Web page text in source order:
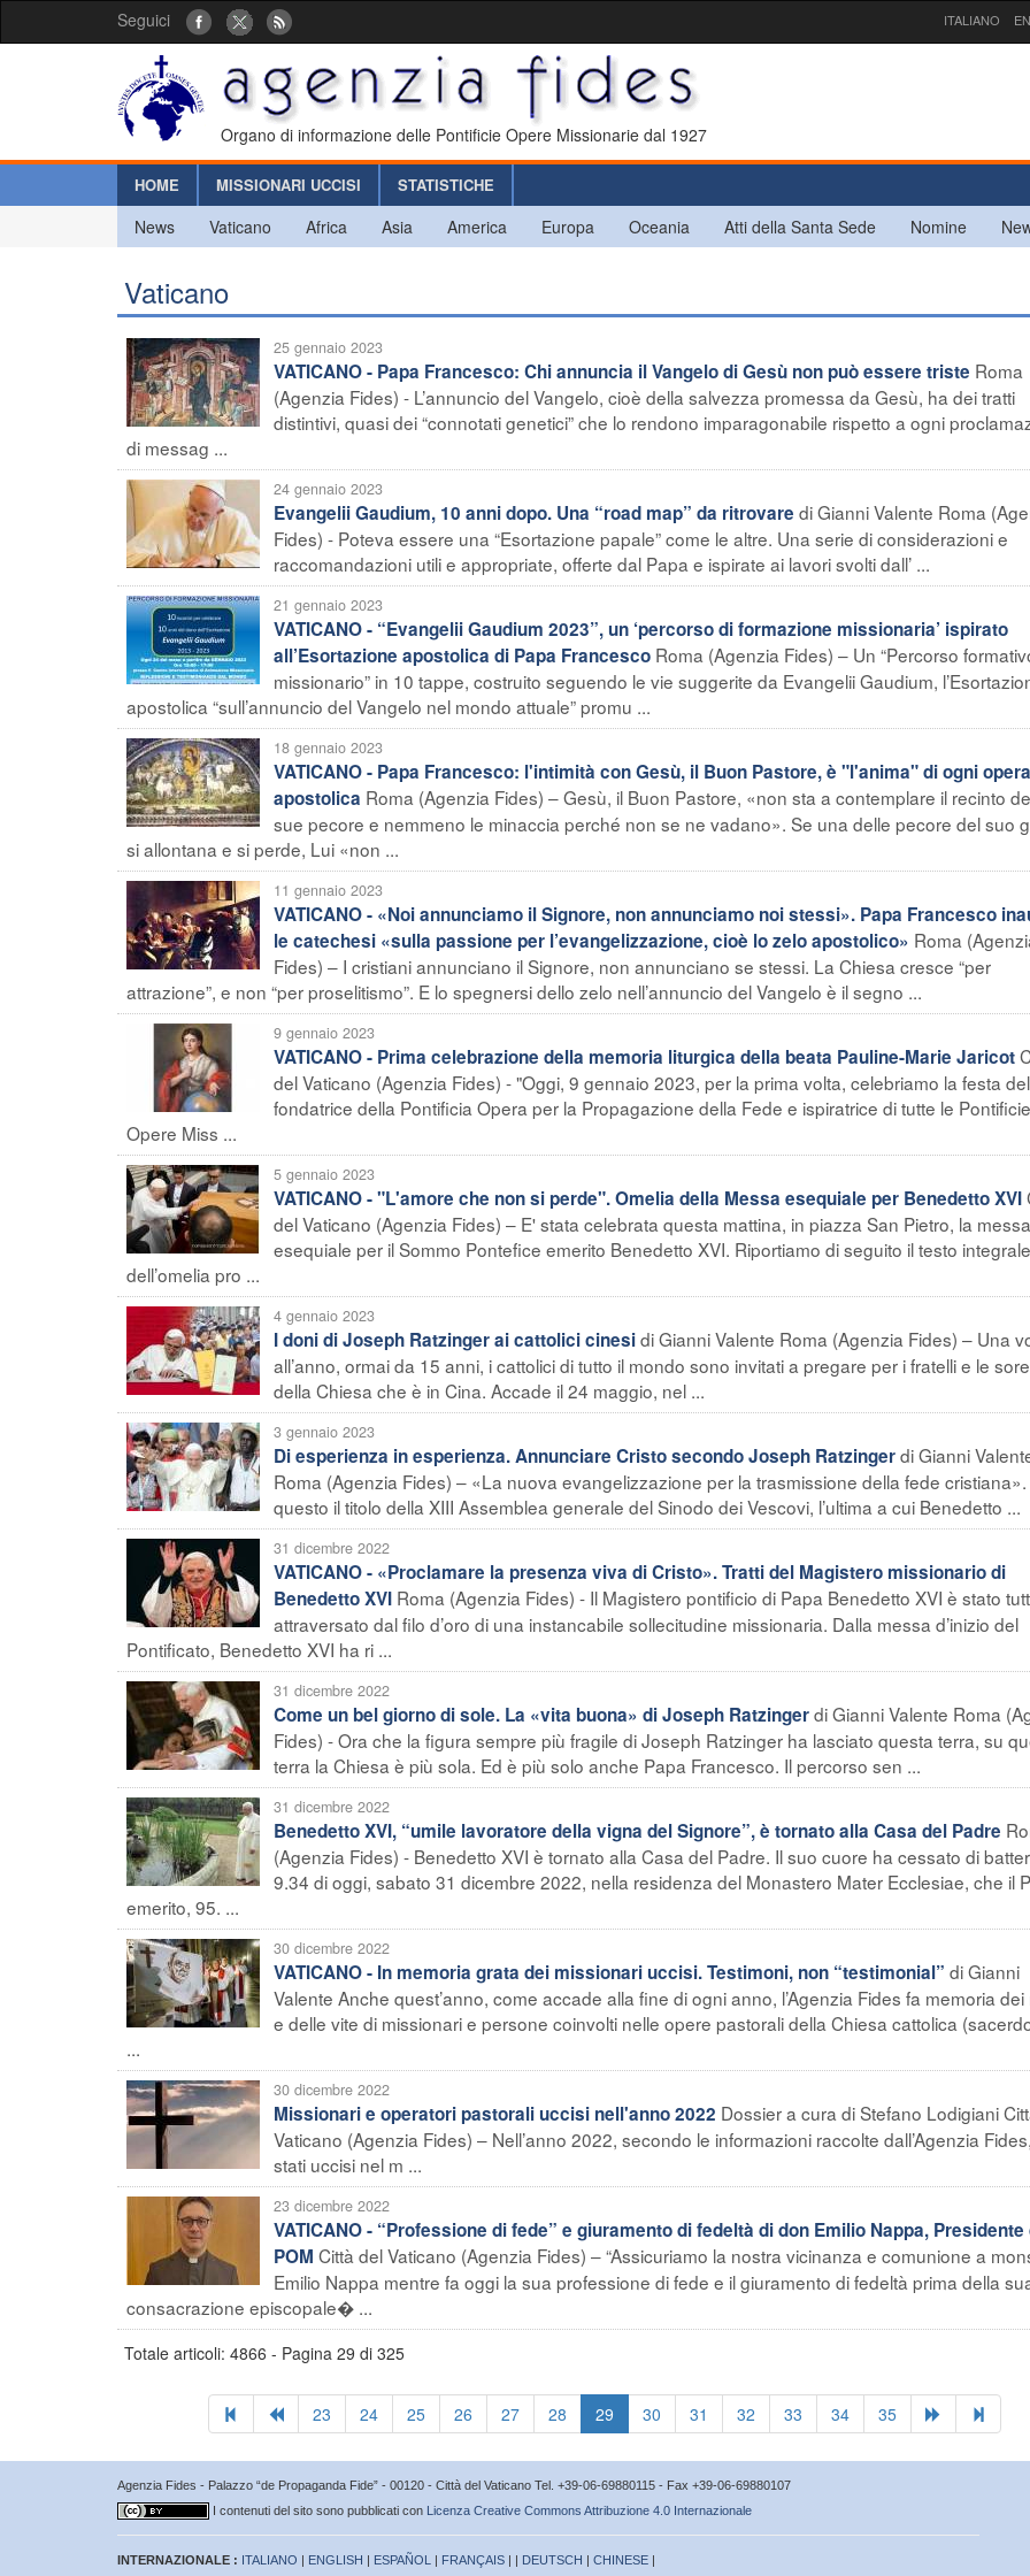
Seguici ITALIANO
Organo di informazione delle Pontificie Opere Missionarie dal 1927
HOME MISSIONARI UCCISI STATISTICHE
News Vaticano Africa Asia America Europa Oceania Atti della Santa Sede Nomine
Vaticano
25 gennaio 2023
VATICANO - Papa Francesco: Chi annuncia il Vangelo di Gesù non può essere triste Roma
(Agenzia Fides) - L’annuncio del Vangelo, cioè della salvezza promessa da Gesù, ha dei tratti
distintivi, quasi dei “connotati genetici” che lo rendono imparagonabile rispetto a ogni
di messag ...
24 gennaio 2023
Evangelii Gaudium, 10 anni dopo. Una “road map” da ritrovare di Gianni Valente Roma
Fides) - Poteva essere una “Esortazione papale” come le altre. Una serie di considerazioni e
raccomandazioni utili e appropriate, offerte dal Papa e ispirate ai lavori svolti dall’ ...
21 gennaio 2023
VATICANO - “Evangelii Gaudium 2023”, un ‘percorso di formazione missionaria’ ispirato
all’Esortazione apostolica di Papa Francesco Roma (Agenzia Fides) – Un “Percorso
missionario” in 10 tappe, costruito seguendo le vie suggerite da Evangelii Gaudium,
apostolica “sull’annuncio del Vangelo nel mondo attuale” promu ...
18 gennaio 2023
VATICANO - Papa Francesco: l'intimità con Gesù, il Buon Pastore, è "l'anima" di ogni opera
apostolica Roma (Agenzia Fides) – Gesù, il Buon Pastore, «non sta a contemplare il recinto
sue pecore e nemmeno le minaccia perché non se ne vadano». Se una delle pecore del suo
si allontana e si perde, Lui «non ...
11 gennaio 2023
VATICANO - «Noi annunciamo il Signore, non annunciamo noi stessi». Papa Francesco
le catechesi «sulla passione per l’evangelizzazione, cioè lo zelo apostolico» Roma
Fides) – I cristiani annunciano il Signore, non annunciano se stessi. La Chiesa cresce “per
attrazione”, e non “per proselitismo”. E lo spegnersi dello zelo nell’annuncio del Vangelo è il segno ...
9 gennaio 2023
VATICANO - Prima celebrazione della memoria liturgica della beata Pauline-Marie Jaricot
del Vaticano (Agenzia Fides) - "Oggi, 9 gennaio 2023, per la prima volta, celebriamo la festa
fondatrice della Pontificia Opera per la Propagazione della Fede e ispiratrice di tutte le Pontificie
Opere Miss ...
5 gennaio 2023
VATICANO - "L'amore che non si perde". Omelia della Messa esequiale per Benedetto XVI
del Vaticano (Agenzia Fides) – E' stata celebrata questa mattina, in piazza San Pietro, la messa
esequiale per il Sommo Pontefice emerito Benedetto XVI. Riportiamo di seguito il testo integrale
dell’omelia pro ...
4 gennaio 2023
I doni di Joseph Ratzinger ai cattolici cinesidi Gianni Valente Roma (Agenzia Fides) – Una
all’anno, ormai da 15 anni, i cattolici di tutto il mondo sono invitati a pregare per i fratelli e le
della Chiesa che è in Cina. Accade il 24 maggio, nel ...
3 gennaio 2023
Di esperienza in esperienza. Annunciare Cristo secondo Joseph Ratzingerdi Gianni
Roma (Agenzia Fides) – «La nuova evangelizzazione per la trasmissione della fede cristiana».
questo il titolo della XIII Assemblea generale del Sinodo dei Vescovi, l’ultima a cui Benedetto ...
31 dicembre 2022
VATICANO - «Proclamare la presenza viva di Cristo». Tratti del Magistero missionario di
Benedetto XVI Roma (Agenzia Fides) - Il Magistero pontificio di Papa Benedetto XVI è stato
attraversato dal filo d’oro di una instancabile sollecitudine missionaria. Dalla messa d’inizio del
Pontificato, Benedetto XVI ha ri ...
31 dicembre 2022
Come un bel giorno di sole. La «vita buona» di Joseph Ratzingerdi Gianni Valente Roma
Fides) - Ora che la figura sempre più fragile di Joseph Ratzinger ha lasciato questa terra, su
terra la Chiesa è più sola. Ed è più solo anche Papa Francesco. Il percorso sen ...
31 dicembre 2022
Benedetto XVI, “umile lavoratore della vigna del Signore”, è tornato alla Casa del Padre
(Agenzia Fides) - Benedetto XVI è tornato alla Casa del Padre. Il suo cuore ha cessato di
9.34 di oggi, sabato 31 dicembre 2022, nella residenza del Monastero Mater Ecclesiae, che il
emerito, 95. ...
30 dicembre 2022
VATICANO - In memoria grata dei missionari uccisi. Testimoni, non “testimonial” di Gianni
Valente Anche quest’anno, come accade alla fine di ogni anno, l’Agenzia Fides fa memoria dei
e delle vite di missionari e persone coinvolti nelle opere pastorali della Chiesa cattolica
...
30 dicembre 2022
Missionari e operatori pastorali uccisi nell'anno 2022 Dossier a cura di Stefano Lodigiani
Vaticano (Agenzia Fides) – Nell’anno 2022, secondo le informazioni raccolte dall’Agenzia
stati uccisi nel m ...
23 dicembre 2022
VATICANO - “Professione di fede” e giuramento di fedeltà di don Emilio Nappa, Presidente
POM Città del Vaticano (Agenzia Fides) – “Assicuriamo la nostra vicinanza e comunione a
Emilio Nappa mentre fa oggi la sua professione di fede e il giuramento di fedeltà prima della
consacrazione episcopale� ...
Totale articoli: 4866 - Pagina 29 di 325
23 24 25 26 27 28 29 30 31 32 33 34 35
Agenzia Fides - Palazzo “de Propaganda Fide” - 00120 - Città del Vaticano Tel. +39-06-69880115 - Fax +39-06-69880107
I contenuti del sito sono pubblicati con Licenza Creative Commons Attribuzione 4.0 Internazionale
INTERNAZIONALE : ITALIANO | ENGLISH | ESPAÑOL | FRANÇAIS | | DEUTSCH | CHINESE |